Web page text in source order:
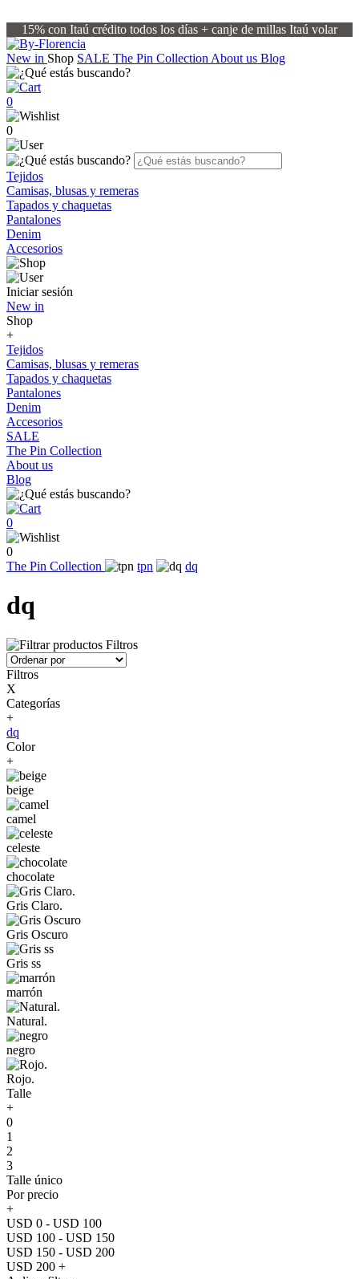
15% con Itaú crédito todos los días + canje de millas Itaú volar
New in Shop SALE The Pin Collection About us Blog
0
0
Tejidos
Camisas, blusas y remeras
Tapados y chaquetas
Pantalones
Denim
Accesorios
Iniciar sesión
New in
Shop
+
Tejidos
Camisas, blusas y remeras
Tapados y chaquetas
Pantalones
Denim
Accesorios
SALE
The Pin Collection
About us
Blog
0
0
The Pin Collection
tpn dq
dq
Filtros
Filtros
X
Categorías
+
dq
Color
+
beige
camel
celeste
chocolate
Gris Claro.
Gris Oscuro
Gris ss
marrón
Natural.
negro
Rojo.
Talle
+
0
1
2
3
Talle único
Por precio
+
USD 0 - USD 100
USD 100 - USD 150
USD 150 - USD 200
USD 200 +